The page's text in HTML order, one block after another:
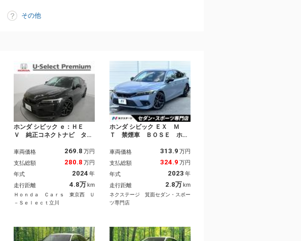
その他
ホンダ シビック ｅ：ＨＥ
Ｖ 純正コネクトナビ タイ
ブレコーダー フロント左右
電動シート＆ヒーター ＢＯ
ＳＥサウンドシステム リヤ
ウイングスポイラー サイド
エアバッグ ワイヤレス充電
器 ＥＴＣ２．０禁煙車
車両価格 269.8 万円
支払総額 280.8 万円
年式 2024 年
走行距離 4.8万km
Ｈｏｎｄａ Ｃａｒｓ 東京西 Ｕ
－Ｓｅｌｅｃｔ立川
ホンダ シビック ＥＸ Ｍ
Ｔ 禁煙車 ＢＯＳＥ ホン
ックカメラ ホンダセンシン
グ 純正１８インチＡＷ パ
ワーシート シートヒータ
ー ハーフレザー フルＬＥ
Ｄヘッド 革巻きステアリン
グ スマートキー
車両価格 313.9 万円
支払総額 324.9 万円
年式 2023 年
走行距離 2.8万km
ネクステージ 箕面セダン・スポー
ツ専門店